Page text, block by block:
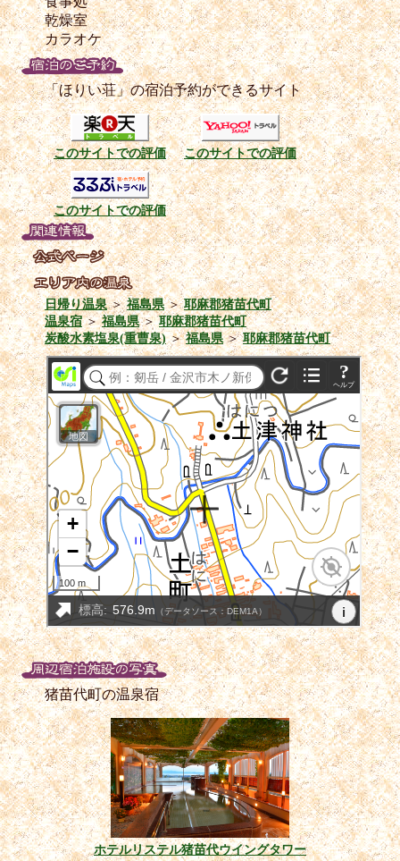
乾燥室
カラオケ
「ほりい荘」の宿泊予約ができるサイト
このサイトでの評価 このサイトでの評価
このサイトでの評価
日帰り温泉＞福島県＞耶麻郡猪苗代町
温泉宿＞福島県＞耶麻郡猪苗代町
炭酸水素塩泉(重曹泉)＞福島県＞耶麻郡猪苗代町
猪苗代町の温泉宿
ホテルリステル猪苗代ウイングタワー